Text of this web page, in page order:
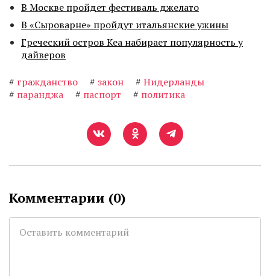
В Москве пройдет фестиваль джелато
В «Сыроварне» пройдут итальянские ужины
Греческий остров Кеа набирает популярность у
дайверов
# гражданство # закон # Нидерланды
# паранджа # паспорт # политика
Комментарии (0)